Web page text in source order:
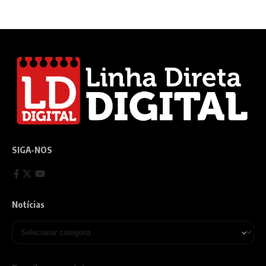
SIGA-NOS
Notícias